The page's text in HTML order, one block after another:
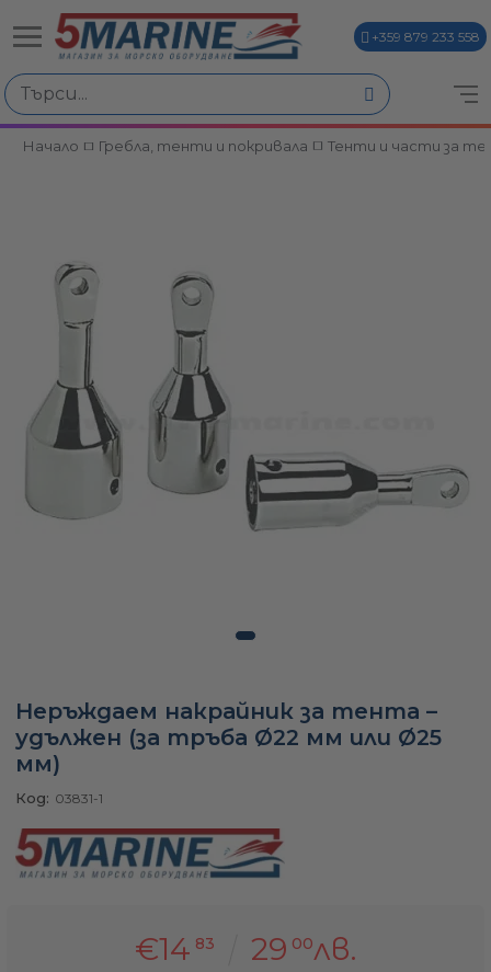
+359 879 233 558
Начало Гребла, тенти и покривала Тенти и части за
Неръждаем накрайник за тента –
удължен (за тръба Ø22 мм или Ø25
мм)
Код: 03831-1
€14 83 29 00лв.